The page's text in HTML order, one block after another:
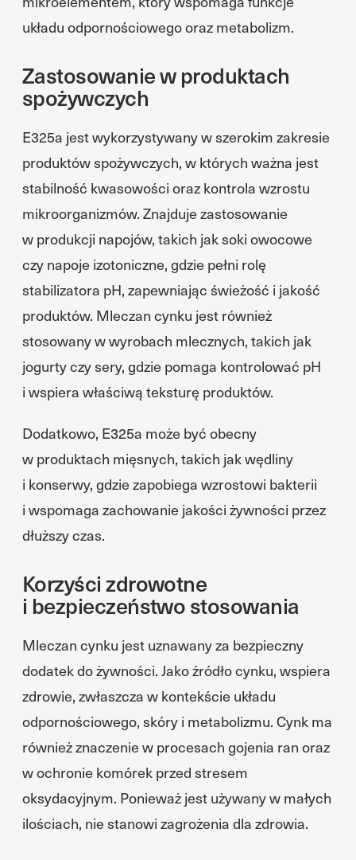
układu odpornościowego oraz metabolizm.
Zastosowanie w produktach
spożywczych
E325a jest wykorzystywany w szerokim zakresie
produktów spożywczych, w których ważna jest
stabilność kwasowości oraz kontrola wzrostu
mikroorganizmów. Znajduje zastosowanie
w produkcji napojów, takich jak soki owocowe
czy napoje izotoniczne, gdzie pełni rolę
stabilizatora pH, zapewniając świeżość i jakość
produktów. Mleczan cynku jest również
stosowany w wyrobach mlecznych, takich jak
jogurty czy sery, gdzie pomaga kontrolować pH
i wspiera właściwą teksturę produktów.
Dodatkowo, E325a może być obecny
w produktach mięsnych, takich jak wędliny
i konserwy, gdzie zapobiega wzrostowi bakterii
i wspomaga zachowanie jakości żywności przez
dłuższy czas.
Korzyści zdrowotne
i bezpieczeństwo stosowania
Mleczan cynku jest uznawany za bezpieczny
dodatek do żywności. Jako źródło cynku, wspiera
zdrowie, zwłaszcza w kontekście układu
odpornościowego, skóry i metabolizmu. Cynk ma
również znaczenie w procesach gojenia ran oraz
w ochronie komórek przed stresem
oksydacyjnym. Ponieważ jest używany w małych
ilościach, nie stanowi zagrożenia dla zdrowia.